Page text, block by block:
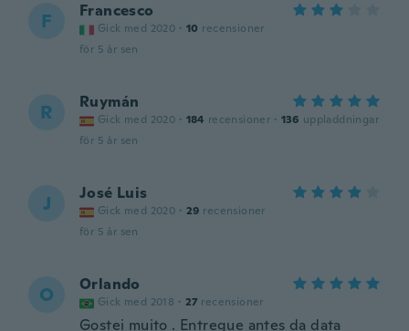
F Francesco
Gick med 2020 · 10 recensioner
för 5 år sen
R Ruymán
Gick med 2020 · 184 recensioner · 136 uppladdningar
för 5 år sen
J José Luis
Gick med 2020 · 29 recensioner
för 5 år sen
O Orlando
Gick med 2018 · 27 recensioner
Gostei muito . Entregue antes da data